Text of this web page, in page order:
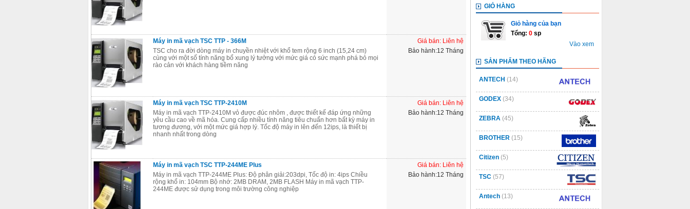
Máy in mã vạch TSC TTP - 366M
TSC cho ra đời dòng máy in chuyền nhiệt với khổ tem rộng 6 inch (15,24 cm)
cùng với một số tính năng bổ xung lý tưởng với mức giá có sức mạnh phá bỏ mọi
rào cản với khách hàng tiềm năng
Giá bán: Liên hệ
Bảo hành:12 Tháng
Máy in mã vạch TSC TTP-2410M
Máy in mã vạch TTP-2410M vỏ được đúc nhôm , được thiết kế đáp ứng những
yêu cầu cao về mã hóa. Cung cấp nhiều tính năng tiêu chuẩn hơn bất kỳ máy in
tương đương, với một mức giá hợp lý. Tốc độ máy in lên đến 12ips, là thiết bị
nhanh nhất trong dòng
Giá bán: Liên hệ
Bảo hành:12 Tháng
Máy in mã vạch TSC TTP-244ME Plus
Máy in mã vạch TTP-244ME Plus: Độ phân giải:203dpi, Tốc độ in: 4ips Chiều
rộng khổ in: 104mm Bộ nhớ: 2MB DRAM, 2MB FLASH Máy in mã vạch TTP-
244ME được sử dụng trong môi trường công nghiệp
Giá bán: Liên hệ
Bảo hành:12 Tháng
GIỎ HÀNG
Giỏ hàng của bạn
Tổng: 0 sp
Vào xem
SẢN PHẨM THEO HÃNG
ANTECH (14)
GODEX (34)
ZEBRA (45)
BROTHER (15)
Citizen (5)
TSC (57)
Antech (13)